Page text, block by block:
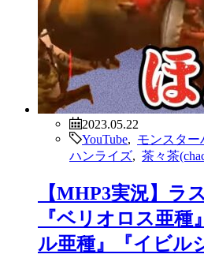
2023.05.22
YouTube
モンスター
ハンライズ
茶々茶
【MHP3実況】ラ
『ベリオロス亜種
ル亜種』『イビル